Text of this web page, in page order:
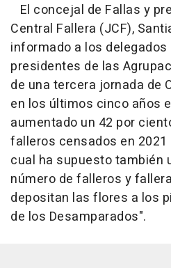
El concejal de Fallas y
Central Fallera (JCF),
informado a los
presidentes de las
de una tercera jornada de
en los últimos cinco años
aumentado un 42 por
falleros censados en 2021
cual ha supuesto también
número de falleros y
depositan las flores a los
de los Desamparados".